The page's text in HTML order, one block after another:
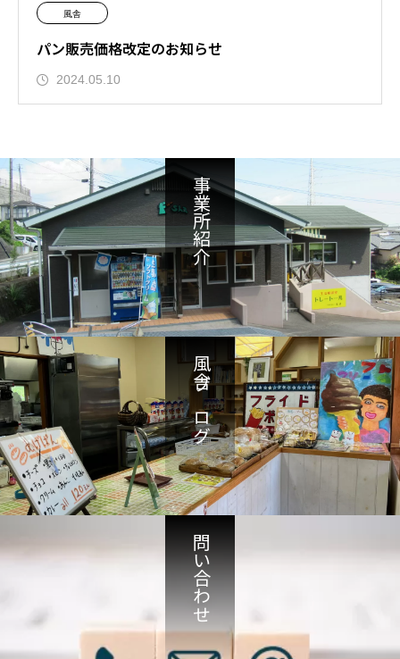
風舎
パン販売価格改定のお知らせ
2024.05.10
事業所紹介
風舎ブログ
問い合わせ